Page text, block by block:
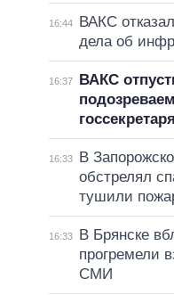
16:44
ВАКС
дела об
16:37
ВАКС
16:33
В
обстрелял
тушили
16:33
В Брянске
прогремели
СМИ